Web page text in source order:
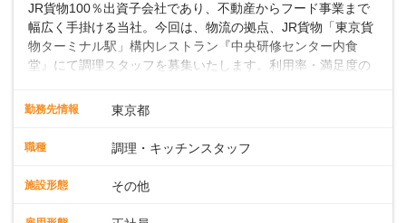
▼深夜勤務手当（22:00〜25%UP）
▼交通費支給（上限月10万円)
JR貨物100％出資子会社であり、不動産からフード事業まで
幅広く手掛ける当社。今回は、物流の拠点、JR貨物「東京貨
物ターミナル駅」構内レストラン『中央研修センター内食
堂』にて調理スタッフを募集いたします。利用率・満足度の
う！＜まずは調理スタッフとして＞入社後、あなたには調理
ます。まずは当店の仕事の流れ・お店のルールを把握してく
す。 ■チームワークがカギ！当店での調理方法は、給食等の
ようにチームで一度に大人数分の調理を手がけていく集団調
理です。メイン・副菜担当、揚げ物担当、ご飯担当、盛り付
勤務先情報 東京都
職種 調理・キッチンスタッフ
施設形態 その他